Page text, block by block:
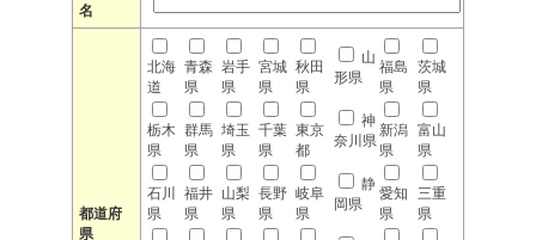
名
都道府
県
北海
道
青森
県
岩手
県
宮城
県
秋田
県
山
形県
福島
県
茨城
県
栃木
県
群馬
県
埼玉
県
千葉
県
東京
都
神
奈川県
新潟
県
富山
県
石川
県
福井
県
山梨
県
長野
県
岐阜
県
静
岡県
愛知
県
三重
県